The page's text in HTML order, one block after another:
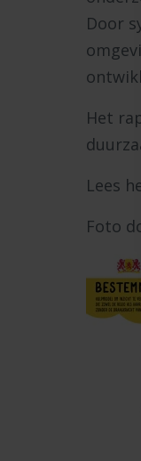
Door
Het
Lees
Foto